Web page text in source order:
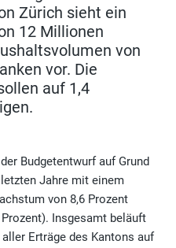
Zürich sieht ein
12 Millionen
von
vor. Die
auf 1,4
Budgetentwurf auf Grund
Jahre mit einem
von 8,6 Prozent
Insgesamt beläuft
Erträge des Kantons auf